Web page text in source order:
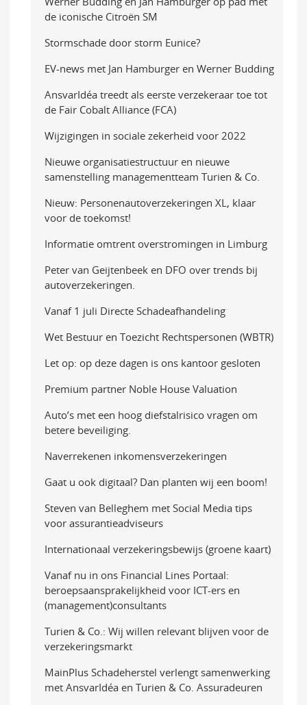
de iconische Citroën SM
Stormschade door storm Eunice?
EV-news met Jan Hamburger en Werner Budding
AnsvarIdéa treedt als eerste verzekeraar toe tot
de Fair Cobalt Alliance (FCA)
Wijzigingen in sociale zekerheid voor 2022
Nieuwe organisatiestructuur en nieuwe
samenstelling managementteam Turien & Co.
Nieuw: Personenautoverzekeringen XL, klaar
voor de toekomst!
Informatie omtrent overstromingen in Limburg
Peter van Geijtenbeek en DFO over trends bij
autoverzekeringen.
Vanaf 1 juli Directe Schadeafhandeling
Wet Bestuur en Toezicht Rechtspersonen (WBTR)
Let op: op deze dagen is ons kantoor gesloten
Premium partner Noble House Valuation
Auto’s met een hoog diefstalrisico vragen om
betere beveiliging.
Naverrekenen inkomensverzekeringen
Gaat u ook digitaal? Dan planten wij een boom!
Steven van Belleghem met Social Media tips
voor assurantieadviseurs
Internationaal verzekeringsbewijs (groene kaart)
Vanaf nu in ons Financial Lines Portaal:
beroepsaansprakelijkheid voor ICT-ers en
(management)consultants
Turien & Co.: Wij willen relevant blijven voor de
verzekeringsmarkt
MainPlus Schadeherstel verlengt samenwerking
met AnsvarIdéa en Turien & Co. Assuradeuren